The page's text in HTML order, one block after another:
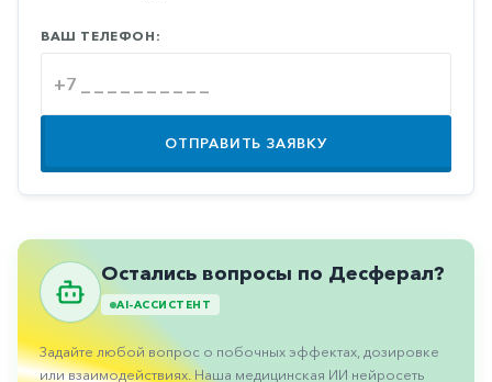
Противоопухолевые
Противоподагрические
Противорвотные
Противоэпилептические
Пульмонология
Сердечные
Сосудистые
Тромбозы
ВАШ ТЕЛЕФОН:
ОТПРАВИТЬ ЗАЯВКУ
Остались вопросы по Десферал?
AI-АССИСТЕНТ
Задайте любой вопрос о побочных эффектах, дозировке
или взаимодействиях. Наша медицинская ИИ нейросеть